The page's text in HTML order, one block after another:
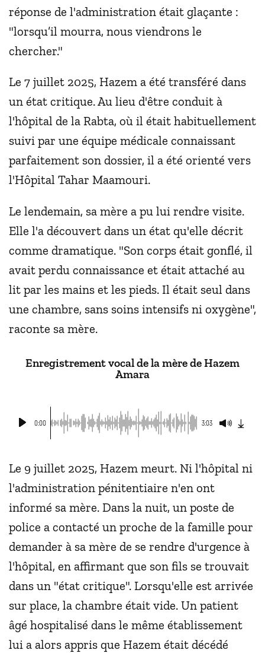
réponse de l'administration était glaçante :
"lorsqu’il mourra, nous viendrons le
chercher."
Le 7 juillet 2025, Hazem a été transféré dans
un état critique. Au lieu d'être conduit à
l'hôpital de la Rabta, où il était habituellement
suivi par une équipe médicale connaissant
parfaitement son dossier, il a été orienté vers
l'Hôpital Tahar Maamouri.
Le lendemain, sa mère a pu lui rendre visite.
Elle l'a découvert dans un état qu'elle décrit
comme dramatique. "Son corps était gonflé, il
avait perdu connaissance et était attaché au
lit par les mains et les pieds. Il était seul dans
une chambre, sans soins intensifs ni oxygène",
raconte sa mère.
Enregistrement vocal de la mère de Hazem
Amara
0:00 3:03
Le 9 juillet 2025, Hazem meurt. Ni l'hôpital ni
l'administration pénitentiaire n'en ont
informé sa mère. Dans la nuit, un poste de
police a contacté un proche de la famille pour
demander à sa mère de se rendre d'urgence à
l'hôpital, en affirmant que son fils se trouvait
dans un "état critique". Lorsqu'elle est arrivée
sur place, la chambre était vide. Un patient
âgé hospitalisé dans le même établissement
lui a alors appris que Hazem était décédé